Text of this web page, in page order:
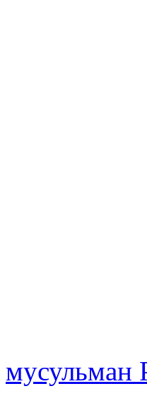
мусульман